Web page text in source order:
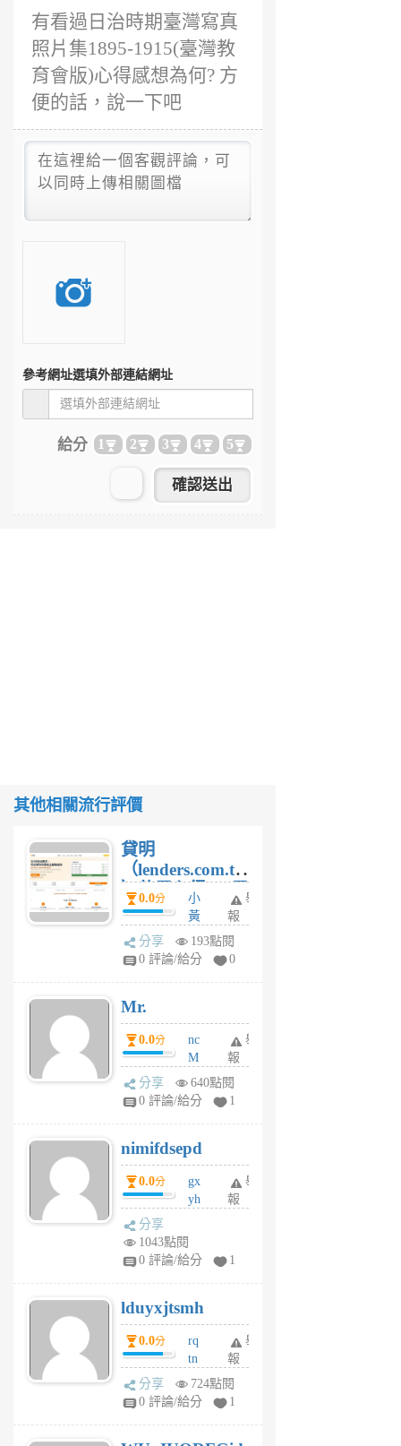
有看過日治時期臺灣寫真
照片集1895-1915(臺灣教
育會版)心得感想為何? 方
便的話，說一下吧
參考網址選填外部連結網址
給分 1 2 3 4 5
其他相關流行評價
貸明
（lenders.com.tw
）使用心得 — 民
間貸款比較平台
體驗
0.0分
小
黃
蜂
1
舉
報
分享
193點閱
0 評論/給分
0
Mr.
0.0分
nc
M
U
F
U
5
個
月
舉
報
分享
640點閱
0 評論/給分
1
nimifdsepd
0.0分
gx
yh
jl
月
前
舉
報
分享
1043點閱
0 評論/給分
1
lduyxjtsmh
0.0分
rq
tn
jt
gl
舉
報
分享
724點閱
0 評論/給分
1